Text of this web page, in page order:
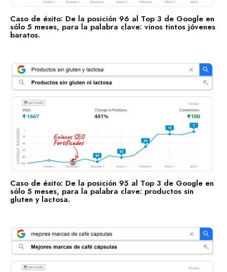
Telecomunicaciones
Retail
Comunicación y Entretenimiento
Energía y Servicios Públicos
Alimentos y Bebidas
Transporte y Logística
Salud y Bienestar
Enlaces Fortificados es un servicio Premium de Agencia
SEO IDEALATAM.
Caso de éxito: De la posición 96 al Top 3 de Google en
sólo 5 meses, para la palabra clave: vinos tintos jóvenes
baratos.
Caso de éxito: De la posición 95 al Top 3 de Google en
sólo 5 meses, para la palabra clave: productos sin
gluten y lactosa.